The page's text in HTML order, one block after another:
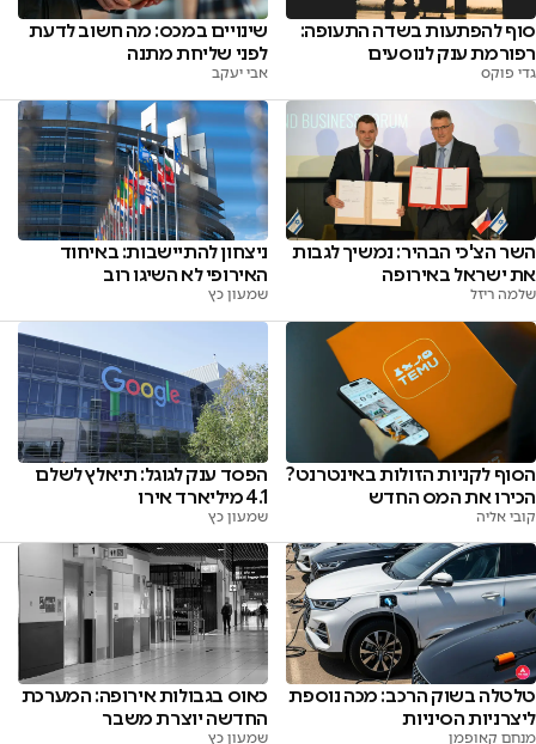
סוף להפתעות בשדה התעופה:
רפורמת ענק לנוסעים
גדי פוקס
שינויים במכס: מה חשוב לדעת
לפני שליחת מתנה
אבי יעקב
השר הצ'כי הבהיר: נמשיך לגבות
את ישראל באירופה
שלמה ריזל
ניצחון להתיישבות: באיחוד
האירופי לא השיגו רוב
שמעון כץ
הסוף לקניות הזולות באינטרנט?
הכירו את המס החדש
קובי אליה
הפסד ענק לגוגל: תיאלץ לשלם
4.1 מיליארד אירו
שמעון כץ
טלטלה בשוק הרכב: מכה נוספת
ליצרניות הסיניות
מנחם קאופמן
כאוס בגבולות אירופה: המערכת
החדשה יוצרת משבר
שמעון כץ